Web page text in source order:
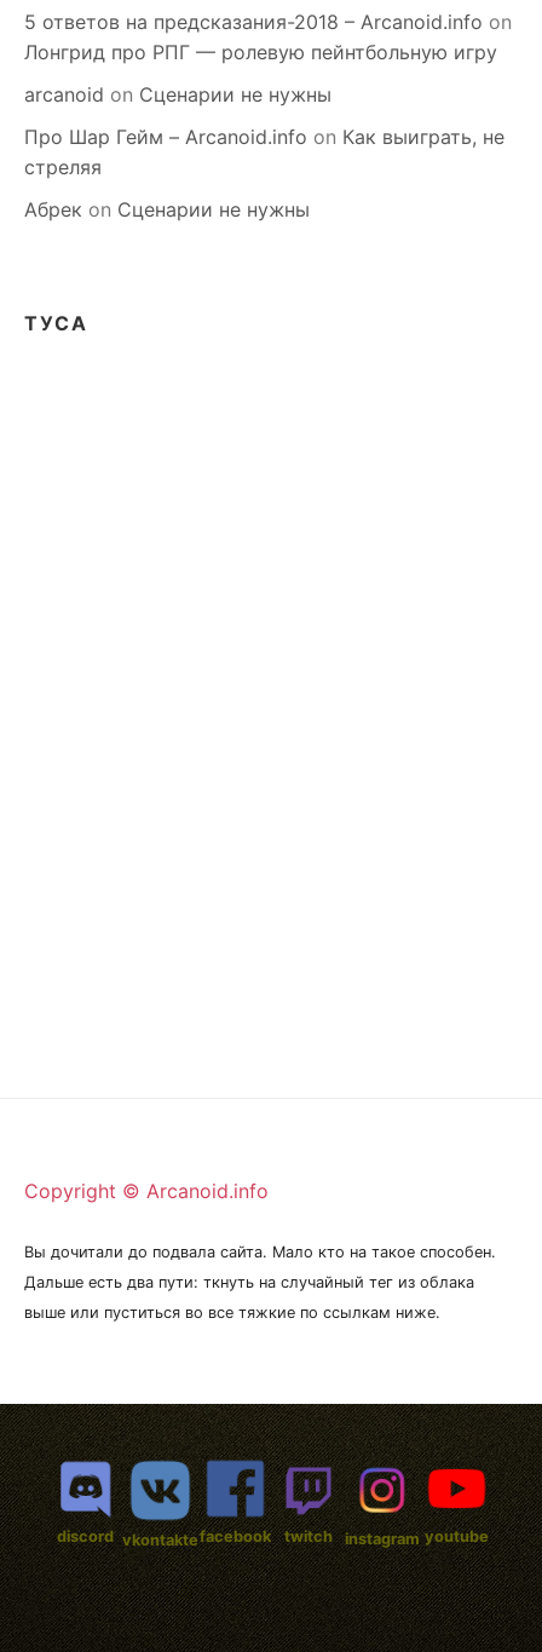
5 ответов на предсказания-2018 – Arcanoid.info on
Лонгрид про РПГ — ролевую пейнтбольную игру
arcanoid on Сценарии не нужны
Про Шар Гейм – Arcanoid.info on Как выиграть, не
стреляя
Абрек on Сценарии не нужны
ТУСА
Copyright © Arcanoid.info
Вы дочитали до подвала сайта. Мало кто на такое способен.
Дальше есть два пути: ткнуть на случайный тег из облака
выше или пуститься во все тяжкие по ссылкам ниже.
discord vkontaktefacebook twitch instagram youtube